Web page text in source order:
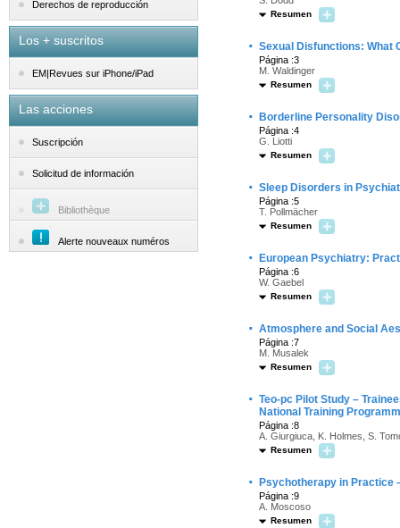
Derechos de reproducción
Los + suscritos
EM|Revues sur iPhone/iPad
Las acciones
Suscripción
Solicitud de información
Bibliothèque
Alerte nouveaux numéros
Resumen
· Sexual Disfunctions: What
Página :3
M. Waldinger
Resumen
· Borderline Personality
Página :4
G. Liotti
Resumen
· Sleep Disorders in
Página :5
T. Pollmächer
Resumen
· European Psychiatry:
Página :6
W. Gaebel
Resumen
· Atmosphere and Social
Página :7
M. Musalek
Resumen
· Teo-pc Pilot Study –
National Training
Página :8
A. Giurgiuca, K. Holmes, S.
Resumen
· Psychotherapy in Practice
Página :9
A. Moscoso
Resumen